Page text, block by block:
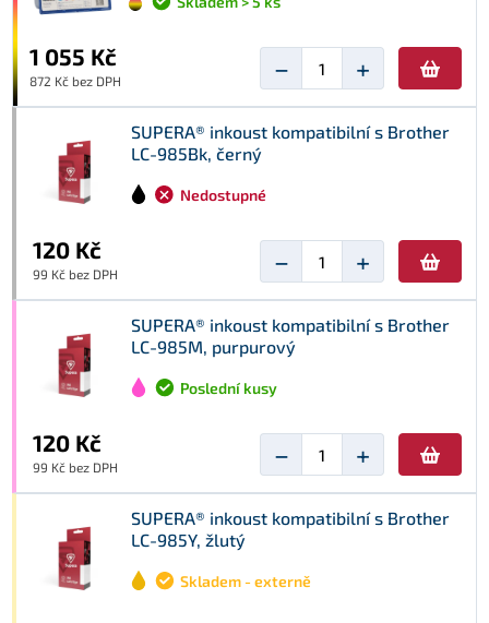
1 055 Kč
872 Kč bez DPH − +
SUPERA® inkoust kompatibilní s Brother
LC-985Bk, černý
Nedostupné
120 Kč
99 Kč bez DPH − +
SUPERA® inkoust kompatibilní s Brother
LC-985M, purpurový
Poslední kusy
120 Kč
99 Kč bez DPH − +
SUPERA® inkoust kompatibilní s Brother
LC-985Y, žlutý
Skladem - externě